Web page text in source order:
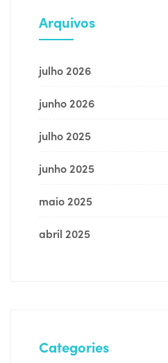
Arquivos
julho 2026
junho 2026
julho 2025
junho 2025
maio 2025
abril 2025
Categories